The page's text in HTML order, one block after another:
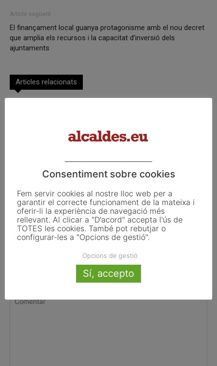
Article següent
El finançament local guanya protagonisme amb el nou decret
que amplia els recursos i la capacitat d’inversió dels
ajuntaments
Articles relacionats
4 d’agost del 2026
FER UN COMENTARI
Consentiment sobre cookies
Fem servir cookies al nostre lloc web per a
garantir el correcte funcionament de la mateixa i
oferir-li la experiència de navegació més
rellevant. Al clicar a "D'acord" accepta l'ús de
TOTES les cookies. També pot rebutjar o
configurar-les a "Opcions de gestió".
Opcions de gestió
Sí, accepto